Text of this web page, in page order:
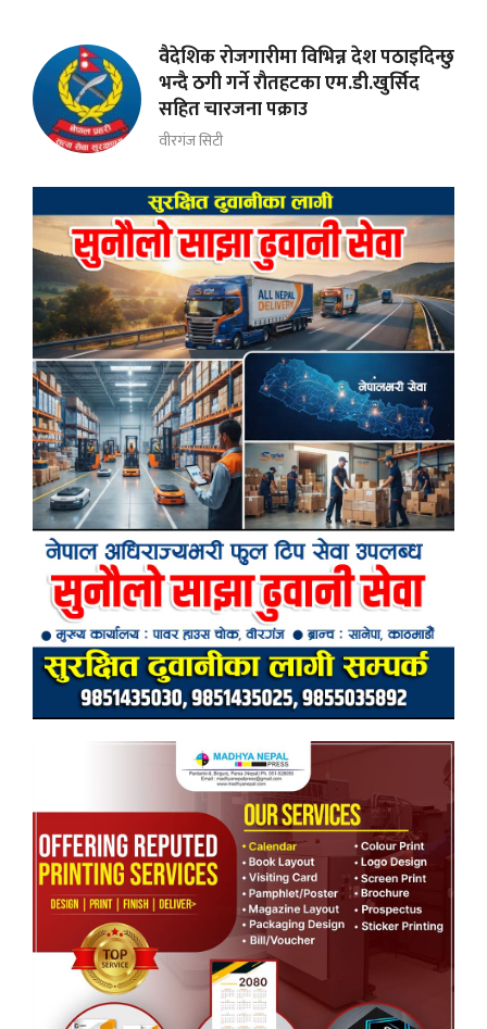
वैदेशिक रोजगारीमा विभिन्न देश पठाइदिन्छु
भन्दै ठगी गर्ने राैतहटका एम.डी.खुर्सिद
सहित चारजना पक्राउ
वीरगंज सिटी